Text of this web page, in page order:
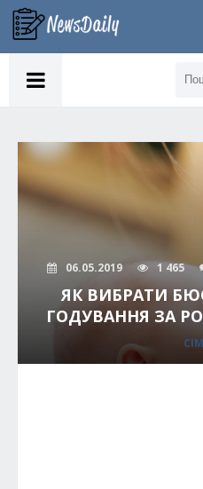
06.05.2019 1 465
ЯК ВИБРАТИ
ГОДУВАННЯ ЗА